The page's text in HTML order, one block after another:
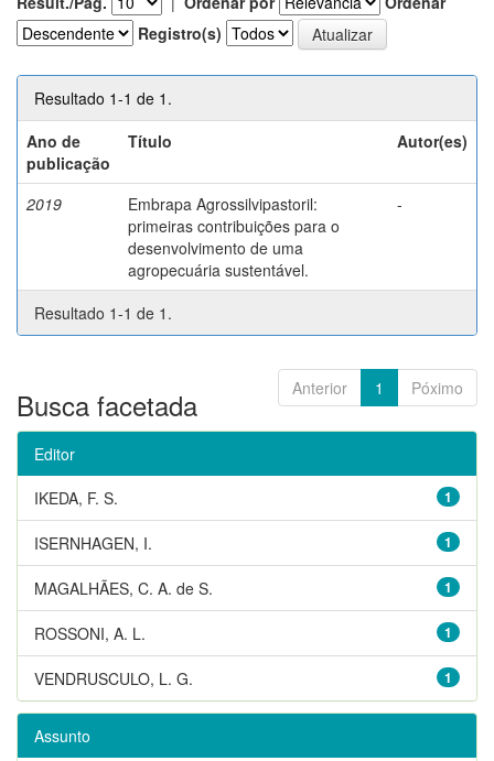
Registro(s)
Resultado 1-1 de 1.
Ano de
publicação
Título Autor(es)
2019
Embrapa Agrossilvipastoril:
primeiras contribuições para o
desenvolvimento de uma
agropecuária sustentável.
-
Resultado 1-1 de 1.
Anterior 1 Póximo
Busca facetada
Editor
1
IKEDA, F. S.
1
ISERNHAGEN, I.
1
MAGALHÃES, C. A. de S.
1
ROSSONI, A. L.
1
VENDRUSCULO, L. G.
Assunto